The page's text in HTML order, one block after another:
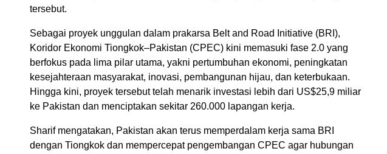
tersebut.
Sebagai proyek unggulan dalam prakarsa Belt and Road Initiative (BRI),
Koridor Ekonomi Tiongkok–Pakistan (CPEC) kini memasuki fase 2.0 yang
berfokus pada lima pilar utama, yakni pertumbuhan ekonomi, peningkatan
kesejahteraan masyarakat, inovasi, pembangunan hijau, dan keterbukaan.
Hingga kini, proyek tersebut telah menarik investasi lebih dari US$25,9 miliar
ke Pakistan dan menciptakan sekitar 260.000 lapangan kerja.
Sharif mengatakan, Pakistan akan terus memperdalam kerja sama BRI
dengan Tiongkok dan mempercepat pengembangan CPEC agar hubungan